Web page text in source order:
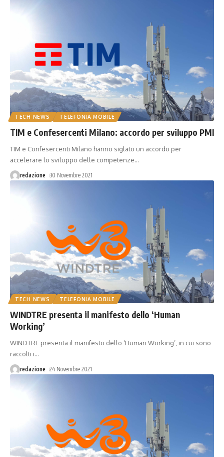
TECH NEWS TELEFONIA MOBILE
TIM e Confesercenti Milano: accordo per sviluppo PMI
TIM e Confesercenti Milano hanno siglato un accordo per
accelerare lo sviluppo delle competenze…
redazione 30 Novembre 2021
TECH NEWS TELEFONIA MOBILE
WINDTRE presenta il manifesto dello ‘Human
Working’
WINDTRE presenta il manifesto dello ‘Human Working’, in cui sono
raccolti i…
redazione 24 Novembre 2021